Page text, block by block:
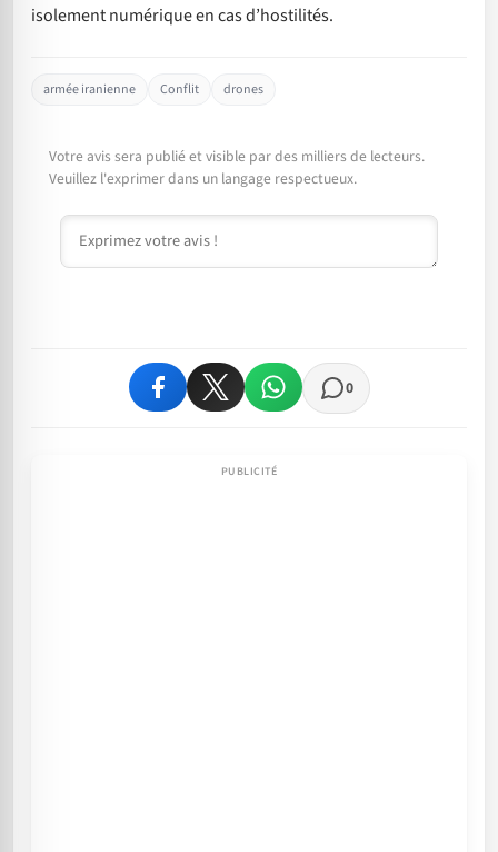
isolement numérique en cas d’hostilités.
armée iranienne Conflit drones
Votre avis sera publié et visible par des milliers de lecteurs.
Veuillez l'exprimer dans un langage respectueux.
Commentaire
0